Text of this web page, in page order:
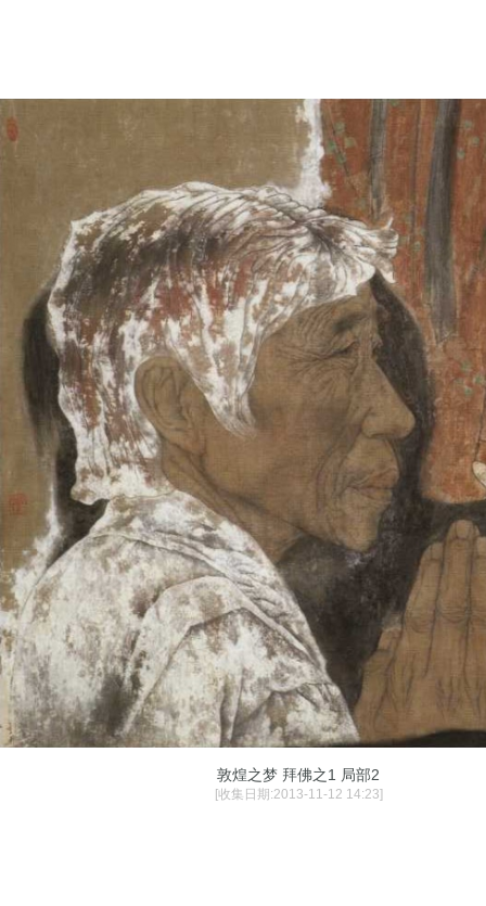
敦煌之梦 拜佛之1 局部2
[收集日期:2013-11-12 14:23]